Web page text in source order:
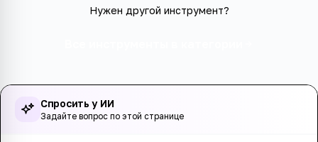
Нужен другой инструмент?
Спросить у ИИ
Задайте вопрос по этой странице